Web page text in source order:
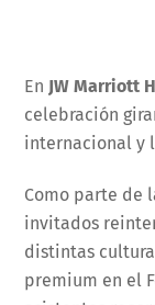
En JW Marriott
celebración
internacional y
Como parte
invitados
distintas
premium en el